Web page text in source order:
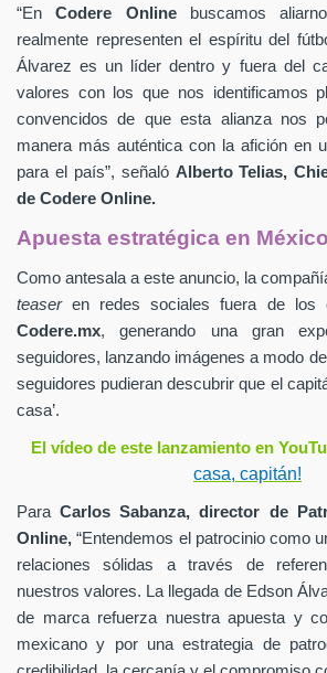
“EnCodere Onlinebuscamos
realmente representen el espíritu del
Álvarez es un líder dentro y fuera del
valores con los que nos identificamos
convencidos de que esta alianza nos
manera más auténtica con la afición en
para el país”, señaló Alberto Telias,
de Codere Online.
Apuesta estratégica en México
Como antesala a este anuncio, la
teaseren redes sociales fuera de los
Codere.mx,
generando una gran
seguidores, lanzando imágenes a modo de
seguidores pudieran descubrir que el
casa’.
El vídeo de este lanzamiento en
casa, capitán!
ParaCarlos Sabanza, director de
Online, “Entendemos el patrocinio como
relaciones sólidas a través de
nuestros valores. La llegada de Edson
de marca refuerza nuestra apuesta y
mexicano y por una estrategia de